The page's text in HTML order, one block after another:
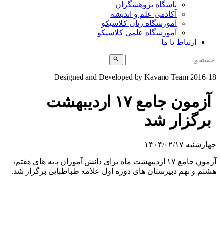
باشگاه پژوهشگران
آکادمی علم و اندیشه
آموزشگاه زبان کلاسیکو
آموزشگاه علمی کلاسیکو
ارتباط با ما
Designed and Developed by Kavano Team 2016-
آزمون جامع ۱۷ اردیبهشت
برگزار شد
۱۴۰۴/۰۲/۱۷
آزمون جامع ۱۷ اردیبهشت ماه برای دانش آموزان پایه های هفتم،
و نهم دبیرستان های دوره اول علامه طباطبایی برگزار شد.